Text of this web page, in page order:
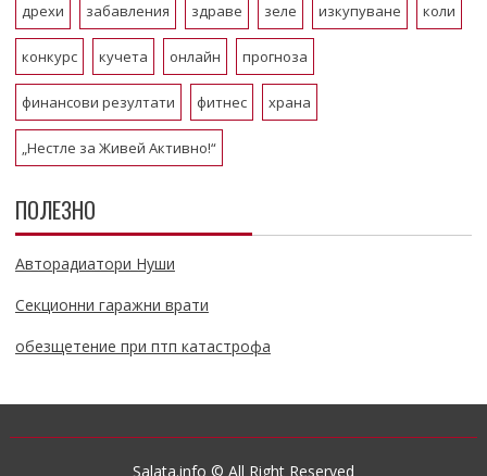
дрехи забавления здраве зеле изкупуване коли
конкурс кучета онлайн прогноза
финансови резултати фитнес храна
„Нестле за Живей Активно!“
ПОЛЕЗНО
Авторадиатори Нуши
Секционни гаражни врати
обезщетение при птп катастрофа
Salata.info © All Right Reserved